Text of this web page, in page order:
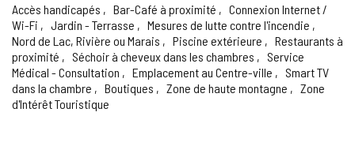
Accès handicapés Bar-Café à proximité
Connexion Internet /
Wi-Fi
Jardin - Terrasse
Mesures de lutte contre l'incendie
Nord de Lac, Rivière ou Marais
Piscine extérieure
Restaurants à
proximité
Séchoir à cheveux dans les chambres
Service
Médical - Consultation
Emplacement au Centre-ville
Smart TV
dans la chambre
Boutiques Zone de haute montagne
Zone
d'Intérêt Touristique